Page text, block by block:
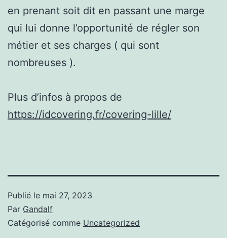
en prenant soit dit en passant une marge
qui lui donne l’opportunité de régler son
métier et ses charges ( qui sont
nombreuses ).
Plus d’infos à propos de
https://idcovering.fr/covering-lille/
Publié le mai 27, 2023
Par Gandalf
Catégorisé comme Uncategorized